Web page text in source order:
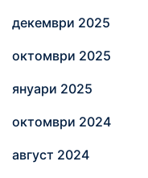
декември 2025
октомври 2025
януари 2025
октомври 2024
август 2024